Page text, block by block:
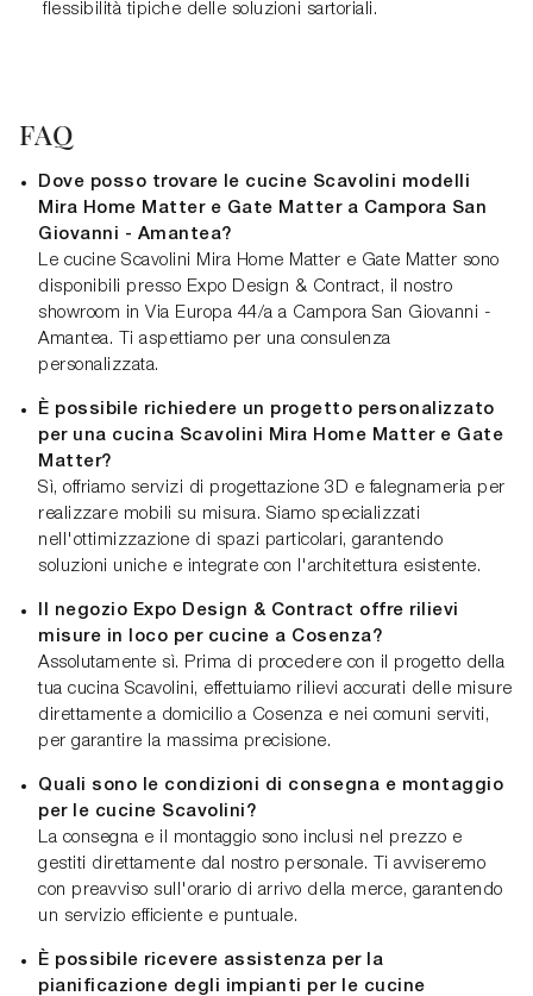
flessibilità tipiche delle soluzioni sartoriali.
FAQ
Dove posso trovare le cucine Scavolini modelli
Mira Home Matter e Gate Matter a Campora San
Giovanni - Amantea?
Le cucine Scavolini Mira Home Matter e Gate Matter sono
disponibili presso Expo Design & Contract, il nostro
showroom in Via Europa 44/a a Campora San Giovanni -
Amantea. Ti aspettiamo per una consulenza
personalizzata.
È possibile richiedere un progetto personalizzato
per una cucina Scavolini Mira Home Matter e Gate
Matter?
Sì, offriamo servizi di progettazione 3D e falegnameria per
realizzare mobili su misura. Siamo specializzati
nell'ottimizzazione di spazi particolari, garantendo
soluzioni uniche e integrate con l'architettura esistente.
Il negozio Expo Design & Contract offre rilievi
misure in loco per cucine a Cosenza?
Assolutamente sì. Prima di procedere con il progetto della
tua cucina Scavolini, effettuiamo rilievi accurati delle misure
direttamente a domicilio a Cosenza e nei comuni serviti,
per garantire la massima precisione.
Quali sono le condizioni di consegna e montaggio
per le cucine Scavolini?
La consegna e il montaggio sono inclusi nel prezzo e
gestiti direttamente dal nostro personale. Ti avviseremo
con preavviso sull'orario di arrivo della merce, garantendo
un servizio efficiente e puntuale.
È possibile ricevere assistenza per la
pianificazione degli impianti per le cucine